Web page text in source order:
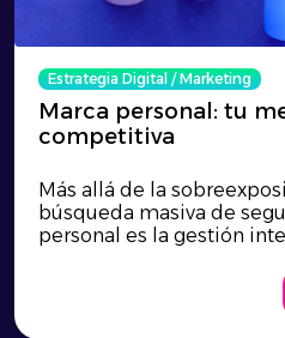
Estrategia Digital/Marketing
Marca personal: tu
competitiva
Más allá de la
búsqueda masiva de
personal es la gestión
en una verdadera ventaja
entorno laboral
títulos profesionales se